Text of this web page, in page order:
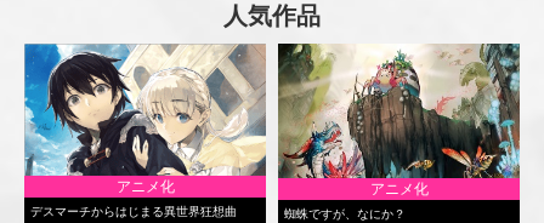
人気作品
アニメ化
デスマーチからはじまる異世界狂想曲
アニメ化
蜘蛛ですが、なにか？